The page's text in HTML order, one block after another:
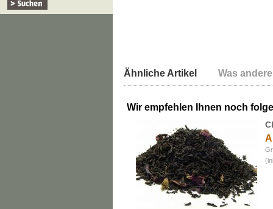
Ähnliche Artikel Was
Wir empfehlen Ihnen noch